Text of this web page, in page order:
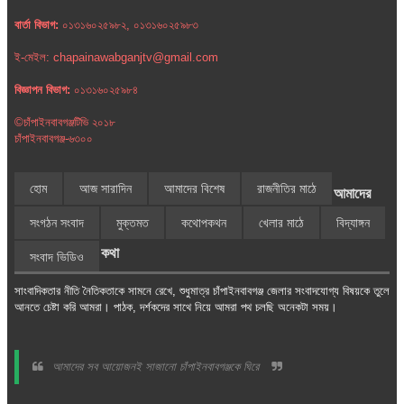
বার্তা বিভাগ: ০১৩১৬০২৫৯৮২, ০১৩১৬০২৫৯৮৩
ই-মেইল: chapainawabganjtv@gmail.com
বিজ্ঞাপন বিভাগ: ০১৩১৬০২৫৯৮৪
©চাঁপাইনবাবগঞ্জটিভি ২০১৮
চাঁপাইনবাবগঞ্জ-৬৩০০
হোম আজ সারাদিন আমাদের বিশেষ রাজনীতির মাঠে
সংগঠন সংবাদ মুক্তমত কথোপকথন খেলার মাঠে বিদ্যাঙ্গন
সংবাদ ভিডিও
আমাদের
কথা
সাংবাদিকতার নীতি নৈতিকতাকে সামনে রেখে, শুধুমাত্র চাঁপাইনবাবগঞ্জ জেলার সংবাদযোগ্য বিষয়কে তুলে
আনতে চেষ্টা করি আমরা। পাঠক, দর্শকদের সাথে নিয়ে আমরা পথ চলছি অনেকটা সময়।
আমাদের সব আয়োজনই সাজানো চাঁপাইনবাবগঞ্জকে ঘিরে